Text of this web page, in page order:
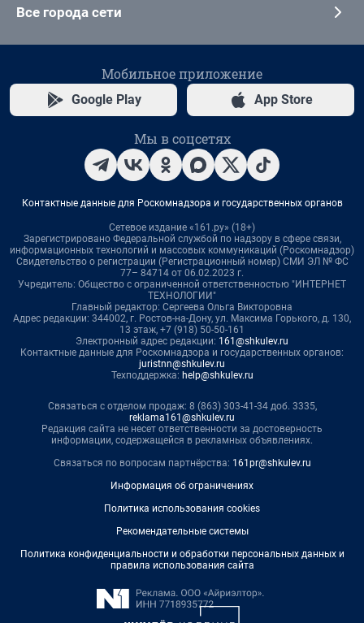
Все города сети
Мобильное приложение
Google Play App Store
Мы в соцсетях
Контактные данные для Роскомнадзора и государственных органов
Сетевое издание «161.ру» (18+)
Зарегистрировано Федеральной службой по надзору в сфере связи,
информационных технологий и массовых коммуникаций (Роскомнадзор)
Свидетельство о регистрации (Регистрационный номер) СМИ ЭЛ № ФС
77– 84714 от 06.02.2023 г.
Учредитель: Общество с ограниченной ответственностью "ИНТЕРНЕТ
ТЕХНОЛОГИИ"
Главный редактор: Сергеева Ольга Викторовна
Адрес редакции: 344002, г. Ростов-на-Дону, ул. Максима Горького, д. 130,
13 этаж, +7 (918) 50-50-161
Электронный адрес редакции: 161@shkulev.ru
Контактные данные для Роскомнадзора и государственных органов:
juristnn@shkulev.ru
Техподдержка: help@shkulev.ru
Связаться с отделом продаж: 8 (863) 303-41-34 доб. 3335,
reklama161@shkulev.ru
Редакция сайта не несет ответственности за достоверность
информации, содержащейся в рекламных объявлениях.
Связаться по вопросам партнёрства: 161pr@shkulev.ru
Информация об ограничениях
Политика использования cookies
Рекомендательные системы
Политика конфиденциальности и обработки персональных данных и
правила использования сайта